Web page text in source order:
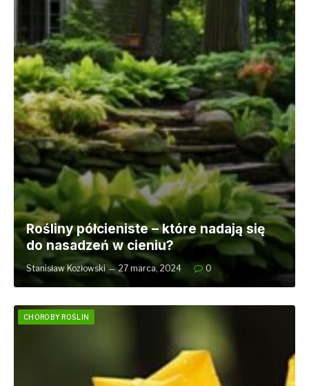
Rośliny półcieniste – które nadają się
do nasadzeń w cieniu?
Stanisław Kozłowski 27 marca, 2024 0
CHOROBY ROŚLIN